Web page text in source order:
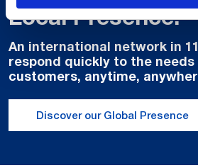
Local Presence.
An international network in
respond quickly to the needs
customers, anytime,
Discover our Global Presence